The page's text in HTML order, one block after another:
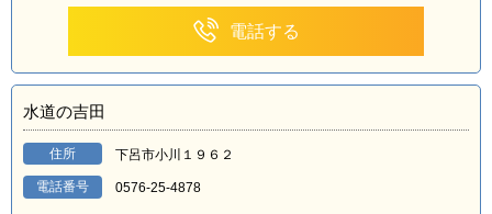
電話する
水道の吉田
住所 下呂市小川１９６２
電話番号 0576-25-4878